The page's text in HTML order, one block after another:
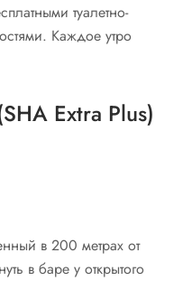
туалетно-
Каждое утро
Extra Plus)
в 200 метрах от
в баре у открытого